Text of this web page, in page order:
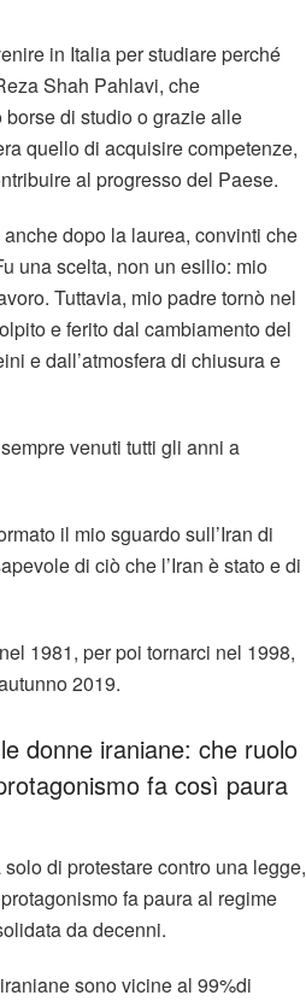
in Italia per studiare perché
Shah Pahlavi, che
di studio o grazie alle
quello di acquisire competenze,
al progresso del Paese.
dopo la laurea, convinti che
una scelta, non un esilio: mio
Tuttavia, mio padre tornò nel
e ferito dal cambiamento del
e dall’atmosfera di chiusura e
venuti tutti gli anni a
il mio sguardo sull’Iran di
di ciò che l’Iran è stato e di
1981, per poi tornarci nel 1998,
2019.
donne iraniane: che ruolo
fa così paura
di protestare contro una legge,
fa paura al regime
da decenni.
sono vicine al 99%di